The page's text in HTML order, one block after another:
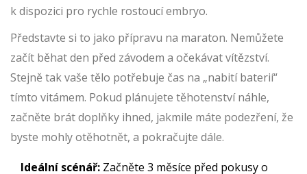
k dispozici pro rychle rostoucí embryo.
Představte si to jako přípravu na maraton. Nemůžete
začít běhat den před závodem a očekávat vítězství.
Stejně tak vaše tělo potřebuje čas na „nabití baterií“
tímto vitámem. Pokud plánujete těhotenství náhle,
začněte brát doplňky ihned, jakmile máte podezření, že
byste mohly otěhotnět, a pokračujte dále.
Ideální scénář: Začněte 3 měsíce před pokusy o